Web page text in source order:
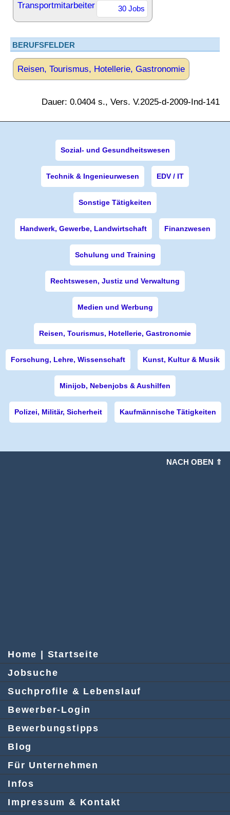
Transportmitarbeiter 30 Jobs
BERUFSFELDER
Reisen, Tourismus, Hotellerie, Gastronomie
Dauer: 0.0404 s., Vers. V.2025-d-2009-Ind-141
Sozial- und Gesundheitswesen
Technik & Ingenieurwesen EDV / IT
Sonstige Tätigkeiten
Handwerk, Gewerbe, Landwirtschaft Finanzwesen
Schulung und Training
Rechtswesen, Justiz und Verwaltung
Medien und Werbung
Reisen, Tourismus, Hotellerie, Gastronomie
Forschung, Lehre, Wissenschaft Kunst, Kultur & Musik
Minijob, Nebenjobs & Aushilfen
Polizei, Militär, Sicherheit Kaufmännische Tätigkeiten
NACH OBEN ⇑
Home | Startseite
Jobsuche
Suchprofile & Lebenslauf
Bewerber-Login
Bewerbungstipps
Blog
Für Unternehmen
Infos
Impressum & Kontakt